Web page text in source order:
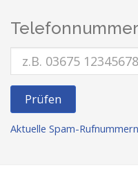
Prüfen
Aktuelle Spam-